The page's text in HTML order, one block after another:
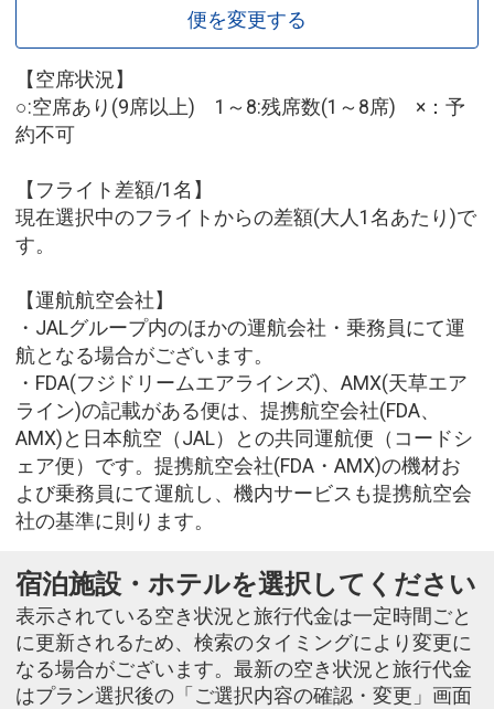
便を変更する
【空席状況】
○:空席あり(9席以上) 1～8:残席数(1～8席) ×：予
約不可
【フライト差額/1名】
現在選択中のフライトからの差額(大人1名あたり)で
す。
【運航航空会社】
・JALグループ内のほかの運航会社・乗務員にて運
航となる場合がございます。
・FDA(フジドリームエアラインズ)、AMX(天草エア
ライン)の記載がある便は、提携航空会社(FDA、
AMX)と日本航空（JAL）との共同運航便（コードシ
ェア便）です。提携航空会社(FDA・AMX)の機材お
よび乗務員にて運航し、機内サービスも提携航空会
社の基準に則ります。
宿泊施設・ホテルを選択してください
表示されている空き状況と旅行代金は一定時間ごと
に更新されるため、検索のタイミングにより変更に
なる場合がございます。最新の空き状況と旅行代金
はプラン選択後の「ご選択内容の確認・変更」画面